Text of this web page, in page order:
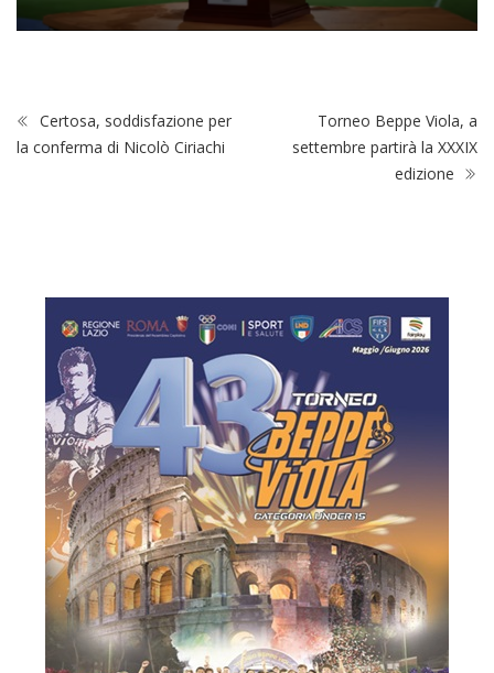
Certosa, soddisfazione per
la conferma di Nicolò Ciriachi
Torneo Beppe Viola, a
settembre partirà la XXXIX
edizione